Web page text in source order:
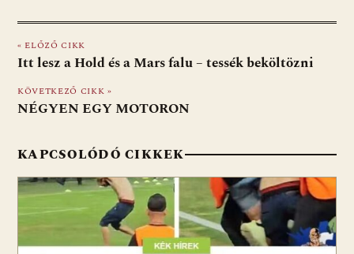
e
b
o
o
er at
s
A
p
d
di
ai
l
t za
m
« ELŐZŐ CIKK
Itt lesz a Hold és a Mars falu – tessék beköltözni
KÖVETKEZŐ CIKK »
NÉGYEN EGY MOTORON
KAPCSOLÓDÓ CIKKEK